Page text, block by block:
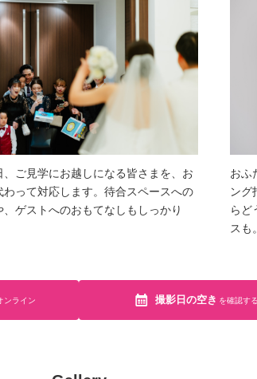
、ご見学にお越しになる皆さまを、お
わって対応します。待合スペースへの
、ゲストへのおもてなしもしっかり
おふ
ング
らど
スも
ンライン 撮影日の空き を確認す